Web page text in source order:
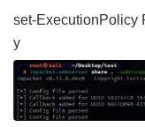
set-ExecutionPolicy
y